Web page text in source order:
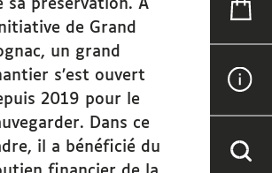
sa préservation. A
de Grand
un grand
s’est ouvert
2019 pour le
Dans ce
il a bénéficié du